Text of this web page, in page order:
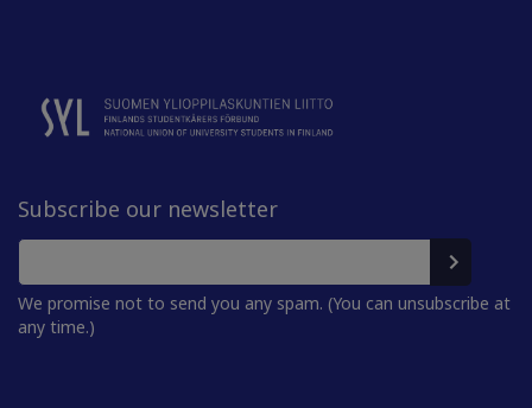
Subscribe our newsletter
We promise not to send you any spam. (You can unsubscribe at
any time.)